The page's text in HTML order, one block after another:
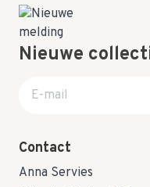
Nieuwe
E-mail adres
Contact
Anna Servies